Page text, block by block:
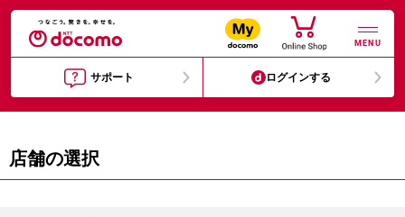
MENU
サポート ログインする
店舗の選択